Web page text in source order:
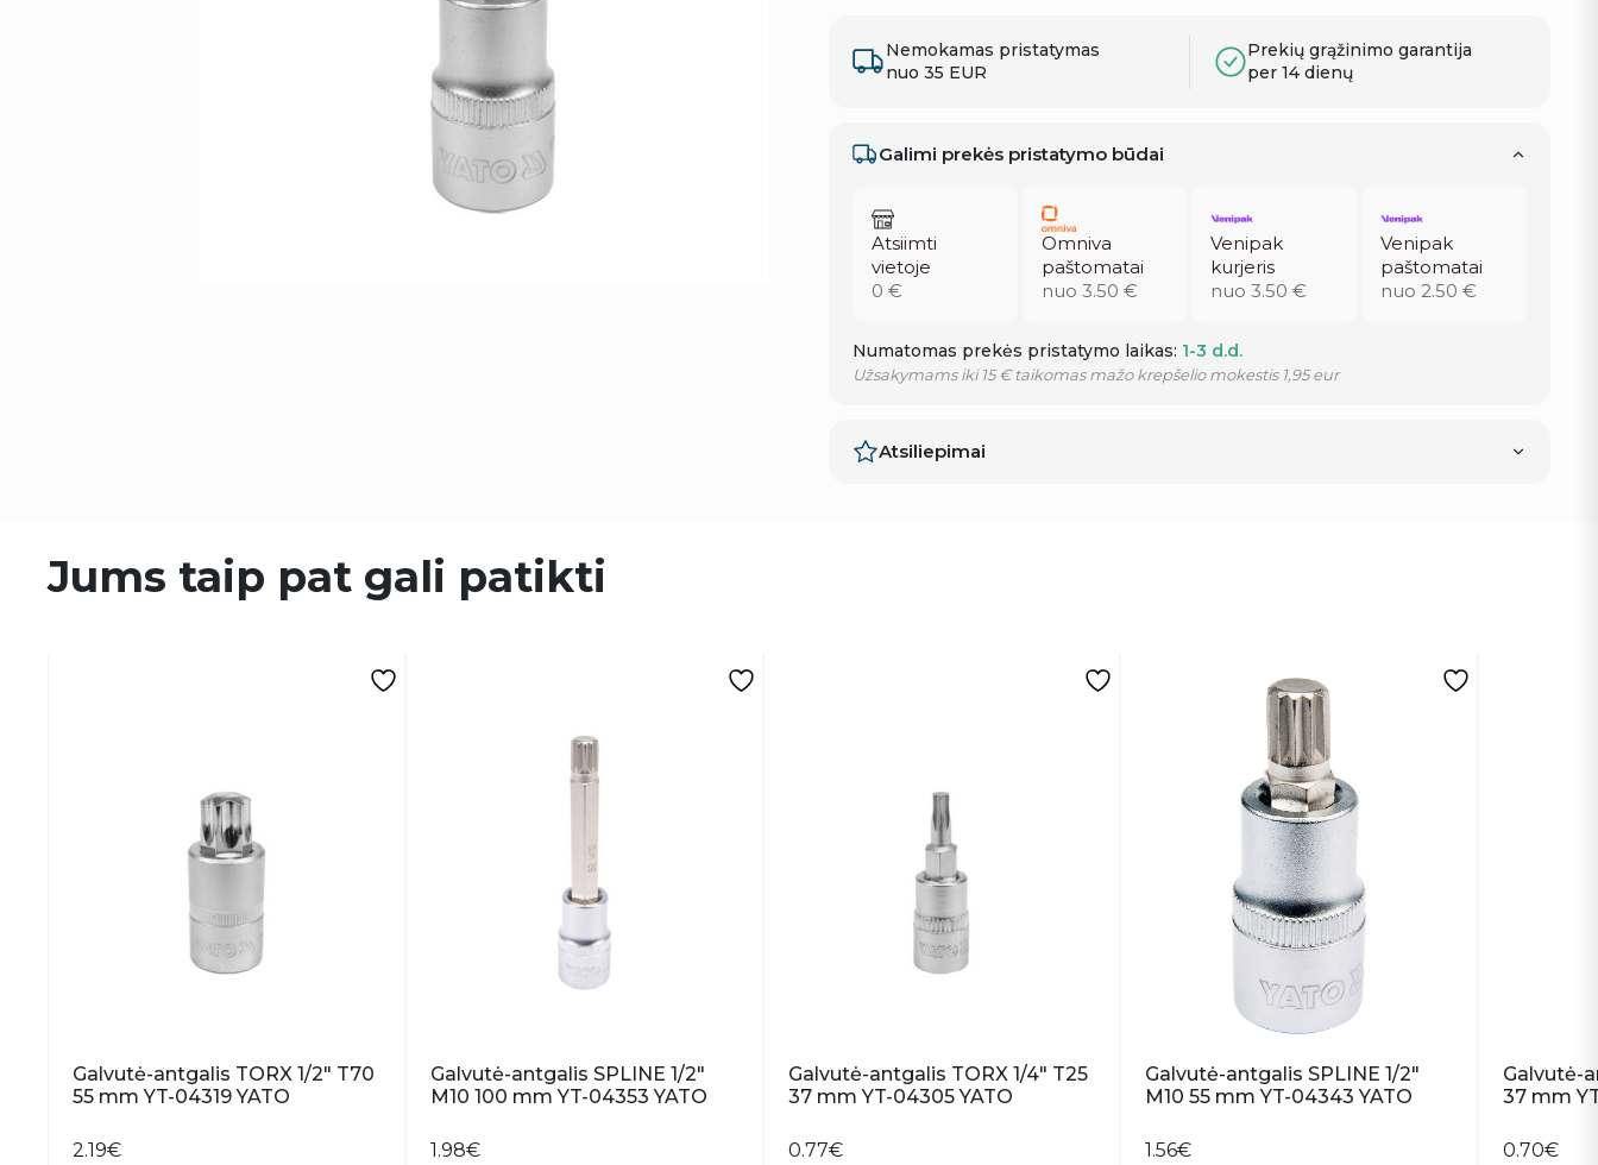
Nemokamas pristatymas
nuo 35 EUR
Prekių grąžinimo garantija
per 14 dienų
Galimi prekės pristatymo būdai
Atsiimti
vietoje
0 €
Omniva
paštomatai
nuo 3.50 €
Venipak
kurjeris
nuo 3.50 €
Venipak
paštomatai
nuo 2.50 €
Numatomas prekės pristatymo laikas: 1-3 d.d.
Užsakymams iki 15 € taikomas mažo krepšelio mokestis 1,95 eur
Atsiliepimai
Jums taip pat gali patikti
Galvutė-antgalis TORX 1/2″ T70
55 mm YT-04319 YATO
2.19€
Galvutė-antgalis SPLINE 1/2″
M10 100 mm YT-04353 YATO
1.98€
Galvutė-antgalis TORX 1/4″ T25
37 mm YT-04305 YATO
0.77€
Galvutė-antgalis SPLINE 1/2″
M10 55 mm YT-04343 YATO
1.56€
Galvutė-
37 mm
0.70€